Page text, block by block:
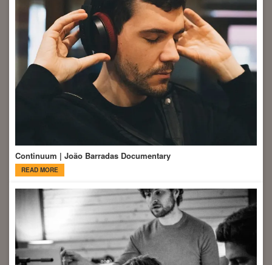
Continuum | João Barradas Documentary
READ MORE